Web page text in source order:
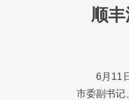
顺
6月11
市委副书记